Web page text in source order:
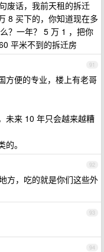
废话，我前天租的拆迁
8 买下的，你知道现在多
？一年？ 5 万 1 ，把你
平米不到的拆迁房
91
方便的专业，楼上有老哥
未来 10 年只会越来越糟
。
92
方，吃的就是你们这些外
93
94